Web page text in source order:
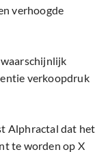
verhoogde
verkoopdruk
Alphractal dat het
te worden op X